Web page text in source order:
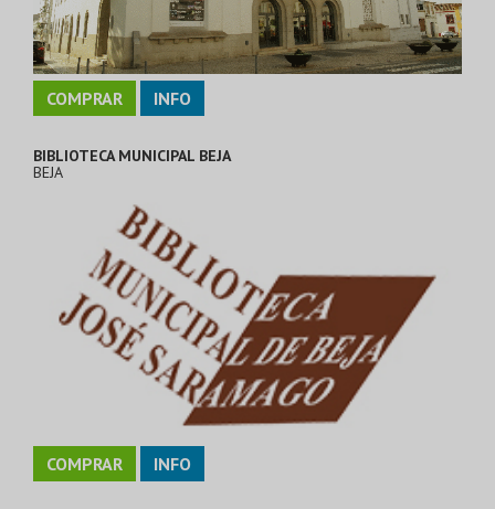
COMPRAR INFO
BIBLIOTECA MUNICIPAL BEJA
BEJA
COMPRAR INFO